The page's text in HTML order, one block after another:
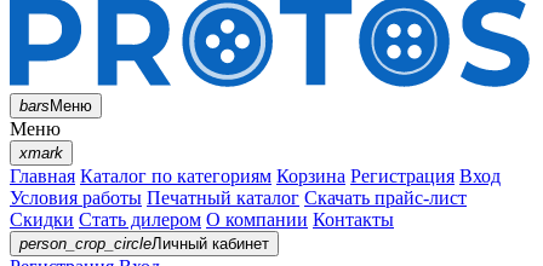
barsМеню
Меню
xmark
Главная Каталог по категориям Корзина Регистрация Вход
Условия работы Печатный каталог Скачать прайс-лист
Скидки Стать дилером О компании Контакты
person_crop_circleЛичный кабинет